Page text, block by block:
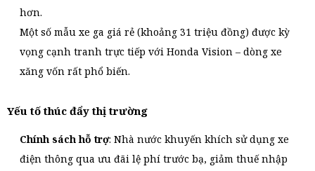
hơn.
Một số mẫu xe ga giá rẻ (khoảng 31 triệu đồng) được kỳ
vọng cạnh tranh trực tiếp với Honda Vision – dòng xe
xăng vốn rất phổ biến.
Yếu tố thúc đẩy thị trường
Chính sách hỗ trợ: Nhà nước khuyến khích sử dụng xe
điện thông qua ưu đãi lệ phí trước bạ, giảm thuế nhập